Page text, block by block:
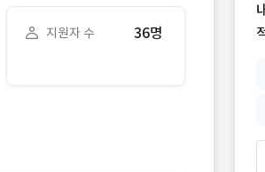
지원자 수 36명